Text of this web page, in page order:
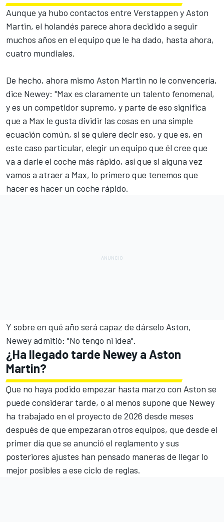
Aunque ya hubo contactos entre Verstappen y Aston
Martin, el holandés parece ahora decidido a seguir
muchos años en el equipo que le ha dado, hasta ahora,
cuatro mundiales.
De hecho, ahora mismo Aston Martin no le convencería,
dice Newey: "Max es claramente un talento fenomenal,
y es un competidor supremo, y parte de eso significa
que a Max le gusta dividir las cosas en una simple
ecuación común, si se quiere decir eso, y que es, en
este caso particular, elegir un equipo que él cree que
va a darle el coche más rápido, así que si alguna vez
vamos a atraer a Max, lo primero que tenemos que
hacer es hacer un coche rápido.
Y sobre en qué año será capaz de dárselo Aston,
Newey admitió: "No tengo ni idea".
¿Ha llegado tarde Newey a Aston
Martin?
Que no haya podido empezar hasta marzo con Aston se
puede considerar tarde, o al menos supone que Newey
ha trabajado en el proyecto de 2026 desde meses
después de que empezaran otros equipos, que desde el
primer día que se anunció el reglamento y sus
posteriores ajustes han pensado maneras de llegar lo
mejor posibles a ese ciclo de reglas.